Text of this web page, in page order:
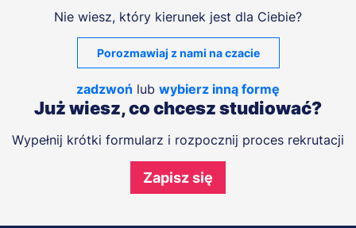
Nie wiesz, który kierunek jest dla Ciebie?
Porozmawiaj z nami na czacie
zadzwoń lub wybierz inną formę
Już wiesz, co chcesz studiować?
Wypełnij krótki formularz i rozpocznij proces rekrutacji
Zapisz się